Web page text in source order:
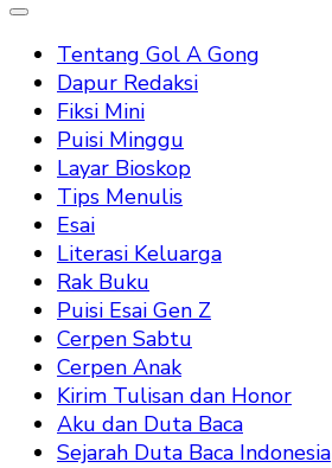
Tentang Gol A Gong
Dapur Redaksi
Fiksi Mini
Puisi Minggu
Layar Bioskop
Tips Menulis
Esai
Literasi Keluarga
Rak Buku
Puisi Esai Gen Z
Cerpen Sabtu
Cerpen Anak
Kirim Tulisan dan Honor
Aku dan Duta Baca
Sejarah Duta Baca Indonesia